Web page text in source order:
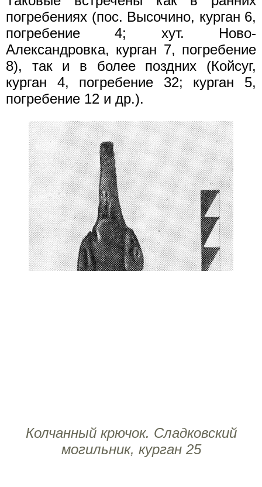
погребениях (пос. Высочино, курган 6,
погребение 4; хут. Ново-
Александровка, курган 7, погребение
8), так и в более поздних (Койсуг,
курган 4, погребение 32; курган 5,
погребение 12 и др.).
Колчанный крючок. Сладковский
могильник, курган 25